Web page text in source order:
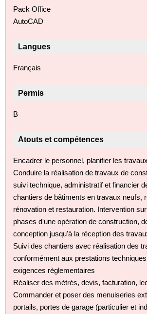
Pack Office
AutoCAD
Langues
Français
Permis
B
Atouts et compétences
Encadrer le personnel, planifier les
Conduire la réalisation de travaux de
suivi technique, administratif et financier
chantiers de bâtiments en travaux neufs,
rénovation et restauration. Intervention
phases d'une opération de construction,
conception jusqu'à la réception des
Suivi des chantiers avec réalisation des
conformément aux prestations
exigences règlementaires
Réaliser des métrés, devis, facturation,
Commander et poser des menuiseries
portails, portes de garage (particulier et